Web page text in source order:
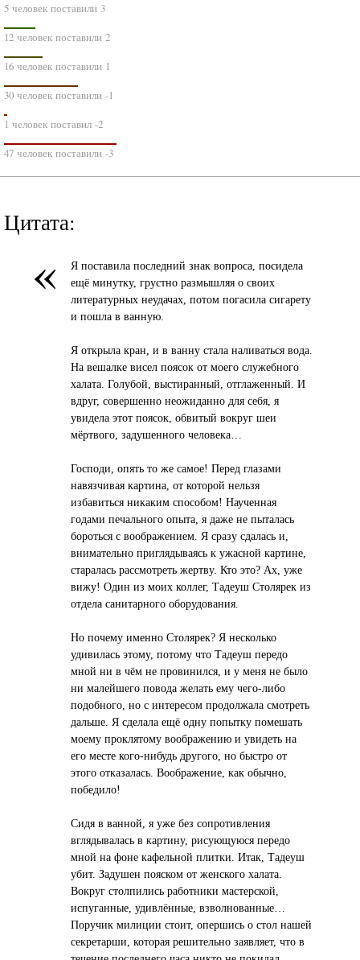
5 человек поставили 3
12 человек поставили 2
16 человек поставили 1
30 человек поставили -1
1 человек поставил -2
47 человек поставили -3
Цитата:
«
Я поставила последний знак вопроса, посидела
ещё минутку, грустно размышляя о своих
литературных неудачах, потом погасила сигарету
и пошла в ванную.
Я открыла кран, и в ванну стала наливаться вода.
На вешалке висел поясок от моего служебного
халата. Голубой, выстиранный, отглаженный. И
вдруг, совершенно неожиданно для себя, я
увидела этот поясок, обвитый вокруг шеи
мёртвого, задушенного человека…
Господи, опять то же самое! Перед глазами
навязчивая картина, от которой нельзя
избавиться никаким способом! Наученная
годами печального опыта, я даже не пыталась
бороться с воображением. Я сразу сдалась и,
внимательно приглядываясь к ужасной картине,
старалась рассмотреть жертву. Кто это? Ах, уже
вижу! Один из моих коллег, Тадеуш Столярек из
отдела санитарного оборудования.
Но почему именно Столярек? Я несколько
удивилась этому, потому что Тадеуш передо
мной ни в чём не провинился, и у меня не было
ни малейшего повода желать ему чего-либо
подобного, но с интересом продолжала смотреть
дальше. Я сделала ещё одну попытку помешать
моему проклятому воображению и увидеть на
его месте кого-нибудь другого, но быстро от
этого отказалась. Воображение, как обычно,
победило!
Сидя в ванной, я уже без сопротивления
вглядывалась в картину, рисующуюся передо
мной на фоне кафельной плитки. Итак, Тадеуш
убит. Задушен пояском от женского халата.
Вокруг столпились работники мастерской,
испуганные, удивлённые, взволнованные…
Поручик милиции стоит, опершись о стол нашей
секретарши, которая решительно заявляет, что в